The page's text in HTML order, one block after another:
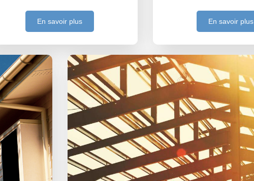
En savoir plus En savoir plus